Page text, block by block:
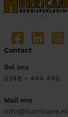
Contact
Bel ons
0348 - 444 440
Mail ons
info@hurricane.nl